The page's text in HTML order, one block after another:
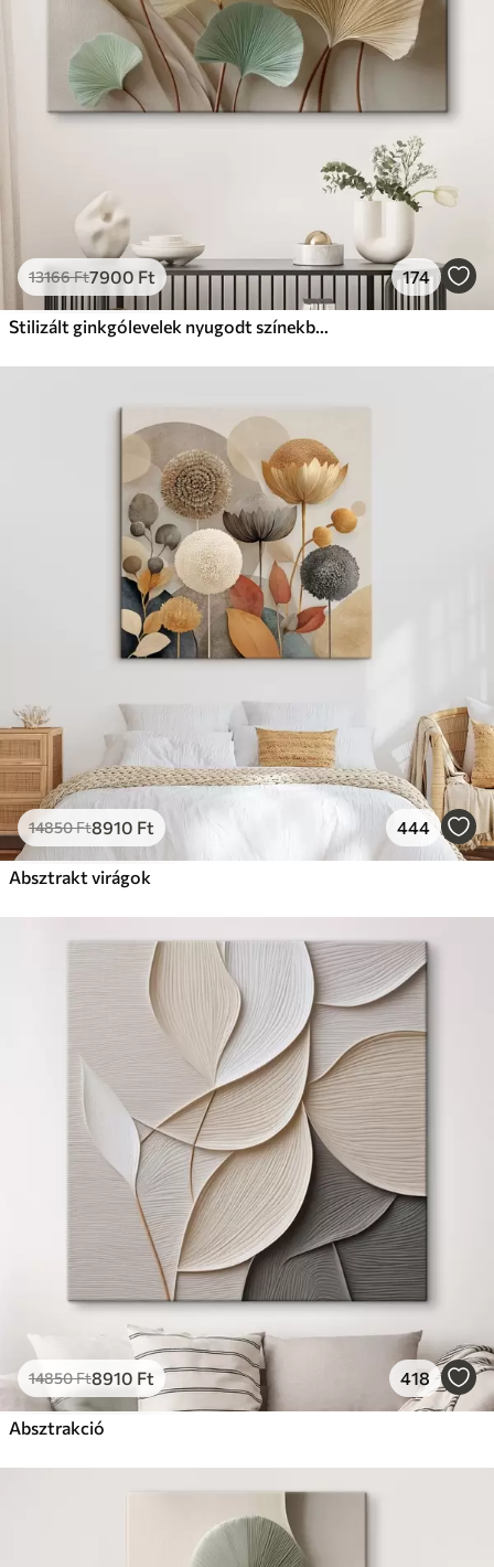
Ft
Élénk, gazdag színek
Fakulásálló
✓Biztonságos, szagtalan tinta
Eco-Prémium
Tól12405Ft
✓Élénk, gazdag színek
✓Fakulásálló
Környezetbarát anyag
13166Ft7900 Ft 174
Stilizált ginkgólevelek nyugodt színekben
14850Ft8910 Ft 444
Absztrakt virágok
14850Ft8910 Ft 418
Absztrakció